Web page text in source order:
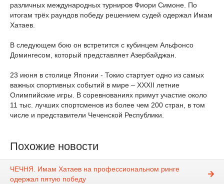
различных международных турниров Фиори Симоне. По
итогам трёх раундов победу решением судей одержал Имам
Хатаев.
В следующем бою он встретится с кубинцем Альфонсо
Домингесом, который представляет Азербайджан.
23 июня в столице Японии - Токио стартует одно из самых
важных спортивных событий в мире – XXXII летние
Олимпийские игры. В соревнованиях примут участие около
11 тыс. лучших спортсменов из более чем 200 стран, в том
числе и представители Чеченской Республики.
Похожие новости
ЧЕЧНЯ. Имам Хатаев на профессиональном ринге
одержал пятую победу